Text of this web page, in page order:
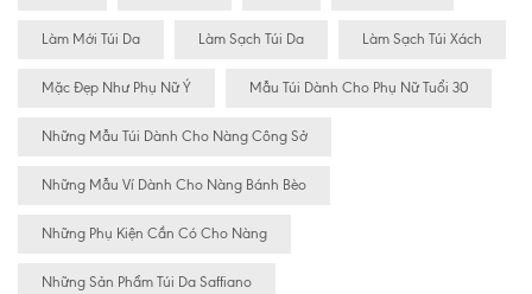
Làm Mới Túi Da Làm Sạch Túi Da Làm Sạch Túi Xách
Mặc Đẹp Như Phụ Nữ Ý Mẫu Túi Dành Cho Phụ Nữ Tuổi 30
Những Mẫu Túi Dành Cho Nàng Công Sở
Những Mẫu Ví Dành Cho Nàng Bánh Bèo
Những Phụ Kiện Cần Có Cho Nàng
Những Sản Phẩm Túi Da Saffiano